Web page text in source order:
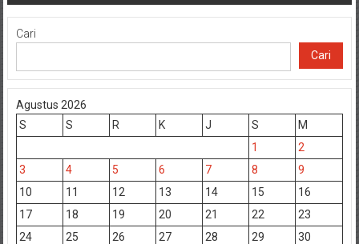
Cari
Cari
Agustus 2026
S
S R K J S
M
1
2
3
4 5 6 7 8
9
10
11 12 13 14 15
16
17
18 19 20 21 22
23
24
25 26 27 28 29
30